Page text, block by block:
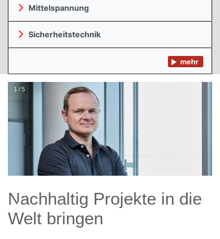
Mittelspannung
Sicherheitstechnik
mehr
1 / 5
Nachhaltig Projekte in die
Welt bringen